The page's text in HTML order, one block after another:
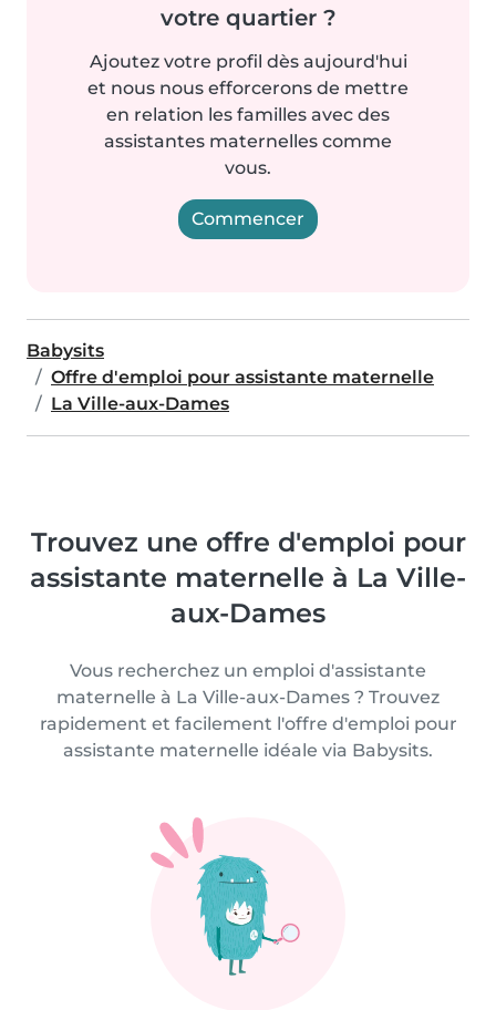
votre quartier ?
Ajoutez votre profil dès aujourd'hui
et nous nous efforcerons de mettre
en relation les familles avec des
assistantes maternelles comme
vous.
Commencer
Babysits
Offre d'emploi pour assistante maternelle
La Ville-aux-Dames
Trouvez une offre d'emploi pour
assistante maternelle à La Ville-
aux-Dames
Vous recherchez un emploi d'assistante
maternelle à La Ville-aux-Dames ? Trouvez
rapidement et facilement l'offre d'emploi pour
assistante maternelle idéale via Babysits.